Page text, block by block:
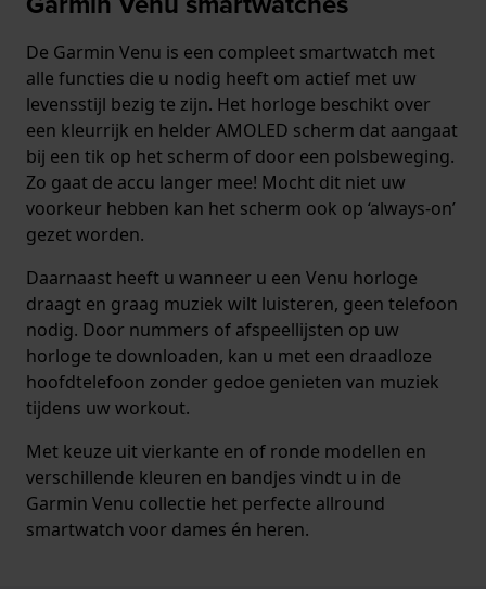
De Garmin Venu is een compleet smartwatch met
alle functies die u nodig heeft om actief met uw
levensstijl bezig te zijn. Het horloge beschikt over
een kleurrijk en helder AMOLED scherm dat aangaat
bij een tik op het scherm of door een polsbeweging.
Zo gaat de accu langer mee! Mocht dit niet uw
voorkeur hebben kan het scherm ook op ‘always-on’
gezet worden.
Daarnaast heeft u wanneer u een Venu horloge
draagt en graag muziek wilt luisteren, geen telefoon
nodig. Door nummers of afspeellijsten op uw
horloge te downloaden, kan u met een draadloze
hoofdtelefoon zonder gedoe genieten van muziek
tijdens uw workout.
Met keuze uit vierkante en of ronde modellen en
verschillende kleuren en bandjes vindt u in de
Garmin Venu collectie het perfecte allround
smartwatch voor dames én heren.